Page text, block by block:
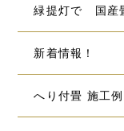
緑提灯で 国産
新着情報！
へり付畳 施工